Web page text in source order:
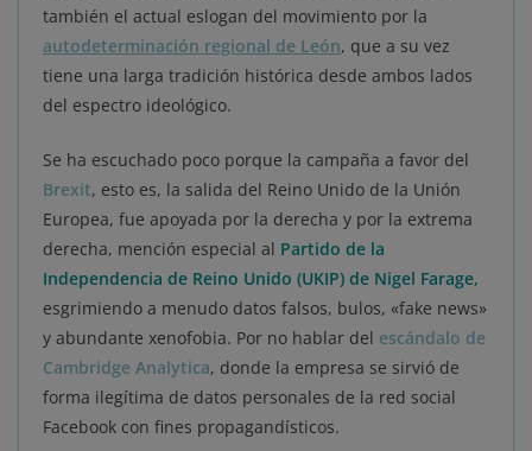
también el actual eslogan del movimiento por la
autodeterminación regional de León, que a su vez
tiene una larga tradición histórica desde ambos lados
del espectro ideológico.
Se ha escuchado poco porque la campaña a favor del
Brexit, esto es, la salida del Reino Unido de la Unión
Europea, fue apoyada por la derecha y por la extrema
derecha, mención especial al Partido de la
Independencia de Reino Unido (UKIP) de Nigel Farage,
esgrimiendo a menudo datos falsos, bulos, «fake news»
y abundante xenofobia. Por no hablar del escándalo de
Cambridge Analytica, donde la empresa se sirvió de
forma ilegítima de datos personales de la red social
Facebook con fines propagandísticos.